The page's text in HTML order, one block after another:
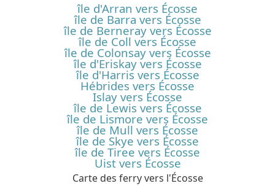
île d'Arran vers Écosse
île de Barra vers Écosse
île de Berneray vers Écosse
île de Coll vers Écosse
île de Colonsay vers Écosse
île d'Eriskay vers Écosse
île d'Harris vers Écosse
Hébrides vers Écosse
Islay vers Écosse
île de Lewis vers Écosse
île de Lismore vers Écosse
île de Mull vers Écosse
île de Skye vers Écosse
île de Tiree vers Écosse
Uist vers Écosse
Carte des ferry vers l'Écosse